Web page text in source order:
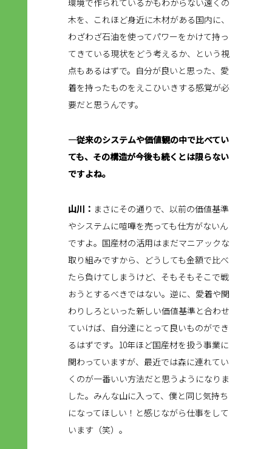
木を、これほど身近に木材がある国内に、
わざわざ石油を使ってパワーをかけて持っ
てきている現状をどう考えるか、という視
点もあるはずで。自分が良いと思った、愛
着を持ったものをえこひいきする感覚が必
要だと思うんです。
―従来のシステムや価値観の中で比べてい
ても、その構造が今後も続くとは限らない
ですよね。
山川： まさにその通りで、以前の価値基準
やシステムに喧嘩を売っても仕方がないん
ですよ。国産材の活用はまだマニアックな
取り組みですから、どうしても金額で比べ
たら負けてしまうけど、そもそもそこで戦
おうとするべきではない。逆に、愛着や関
わりしろといった新しい価値基準と合わせ
ていけば、自分達にとって良いものができ
るはずです。10年ほど国産材を扱う事業に
関わっていますが、最近では森に連れてい
くのが一番いい方法だと思うようになりま
した。みんな山に入って、僕と同じ気持ち
になってほしい！と感じながら仕事をして
います（笑）。